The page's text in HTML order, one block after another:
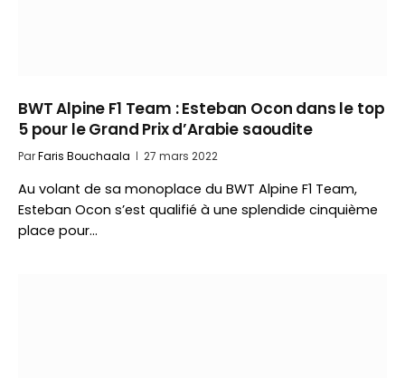
BWT Alpine F1 Team : Esteban Ocon dans le top
5 pour le Grand Prix d’Arabie saoudite
ParFaris Bouchaala 27 mars 2022
Au volant de sa monoplace du BWT Alpine F1 Team,
Esteban Ocon s’est qualifié à une splendide cinquième
place pour…